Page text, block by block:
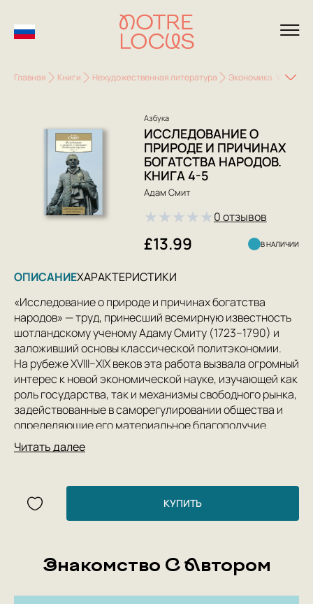
Главная Книги Нехудожественная литература Экономика.
Азбука
ИССЛЕДОВАНИЕ О
ПРИРОДЕ И ПРИЧИНАХ
БОГАТСТВА НАРОДОВ.
КНИГА 4-5
Адам Смит
★★★★★0 отзывов
£13.99 В НАЛИЧИИ
ОПИСАНИЕХАРАКТЕРИСТИКИ
«Исследование о природе и причинах богатства
народов» — труд, принесший всемирную известность
шотландскому ученому Адаму Смиту (1723–1790) и
заложивший основы классической политэкономии.
На рубеже XVIII–XIX веков эта работа вызвала огромный
интерес к новой экономической науке, изучающей как
роль государства, так и механизмы свободного рынка,
задействованные в саморегулировании общества и
определяющие его материальное благополучие.
В данное издание вошли заключительные, четвертая и
пятая, книги исследования.
Читать далее
КУПИТЬ
Знакомство С Автором